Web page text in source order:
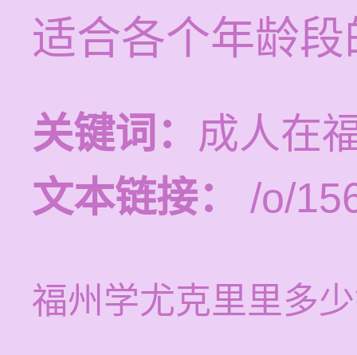
适合各个年龄
关键词： 成人在
文本链接：
/o/
福州学尤克里里多